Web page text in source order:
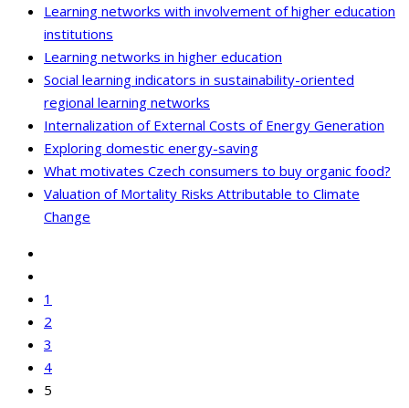
Learning networks with involvement of higher education
institutions
Learning networks in higher education
Social learning indicators in sustainability-oriented
regional learning networks
Internalization of External Costs of Energy Generation
Exploring domestic energy-saving
What motivates Czech consumers to buy organic food?
Valuation of Mortality Risks Attributable to Climate
Change
1
2
3
4
5